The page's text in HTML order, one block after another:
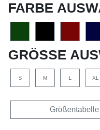
FARBE
GRÖSSE
S M L XL
Größentabelle